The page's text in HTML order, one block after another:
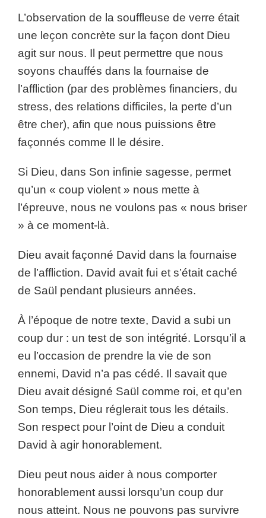
L’observation de la souffleuse de verre était
une leçon concrète sur la façon dont Dieu
agit sur nous. Il peut permettre que nous
soyons chauffés dans la fournaise de
l’affliction (par des problèmes financiers, du
stress, des relations difficiles, la perte d’un
être cher), afin que nous puissions être
façonnés comme Il le désire.
Si Dieu, dans Son infinie sagesse, permet
qu’un « coup violent » nous mette à
l’épreuve, nous ne voulons pas « nous briser
» à ce moment-là.
Dieu avait façonné David dans la fournaise
de l’affliction. David avait fui et s’était caché
de Saül pendant plusieurs années.
À l’époque de notre texte, David a subi un
coup dur : un test de son intégrité. Lorsqu’il a
eu l’occasion de prendre la vie de son
ennemi, David n’a pas cédé. Il savait que
Dieu avait désigné Saül comme roi, et qu’en
Son temps, Dieu réglerait tous les détails.
Son respect pour l’oint de Dieu a conduit
David à agir honorablement.
Dieu peut nous aider à nous comporter
honorablement aussi lorsqu’un coup dur
nous atteint. Nous ne pouvons pas survivre